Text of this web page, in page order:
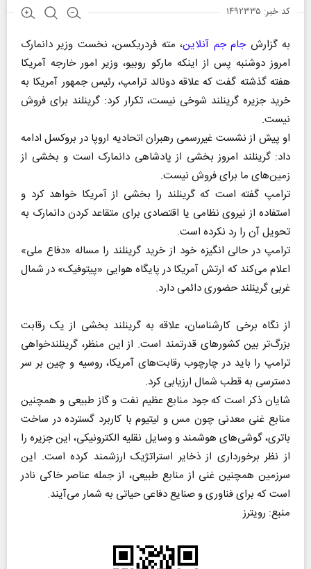
کد خبر: ۱۴۹۲۳۳۵
به گزارشجام جم آنلاین، مته فردریکسن، نخست وزیر دانمارک
امروز دوشنبه پس از اینکه مارکو روبیو، وزیر امور خارجه آمریکا
هفته گذشته گفت که علاقه دونالد ترامپ، رئیس جمهور آمریکا به
خرید جزیره گرینلند شوخی نیست، تکرار کرد: گرینلند برای فروش
نیست.
او پیش از نشست غیررسمی رهبران اتحادیه اروپا در بروکسل ادامه
داد: گرینلند امروز بخشی از پادشاهی دانمارک است و بخشی از
زمین‌های ما برای فروش نیست.
ترامپ گفته است که گرینلند را بخشی از آمریکا خواهد کرد و
استفاده از نیروی نظامی یا اقتصادی برای متقاعد کردن دانمارک به
تحویل آن را رد نکرده است.
ترامپ در حالی انگیزه خود از خرید گرینلند را مساله «دفاع ملی»
اعلام می‌کند که ارتش آمریکا در پایگاه هوایی «پیتوفیک» در شمال
غربی گرینلند حضوری دائمی دارد.
از نگاه برخی کارشناسان، علاقه به گرینلند بخشی از یک رقابت
بزرگ‌تر بین کشورهای قدرتمند است. از این منظر، گرینلندخواهی
ترامپ را باید در چارچوب رقابت‌های آمریکا، روسیه و چین بر سر
دسترسی به قطب شمال ارزیابی کرد.
شایان ذکر است که جود منابع عظیم نفت و گاز طبیعی و همچنین
منابع غنی معدنی چون مس و لیتیوم با کاربرد گسترده در ساخت
باتری، گوشی‌های هوشمند و وسایل نقلیه الکترونیکی، این جزیره را
از نظر برخورداری از ذخایر استراتژیک ارزشمند کرده است. این
سرزمین همچنین غنی از منابع طبیعی، از جمله عناصر خاکی نادر
است که برای فناوری و صنایع دفاعی حیاتی به شمار می‌آیند.
منبع: رویترز